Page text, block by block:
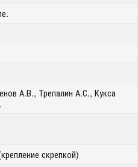
А.В., Трепалин А.С., Кукса
скрепкой)